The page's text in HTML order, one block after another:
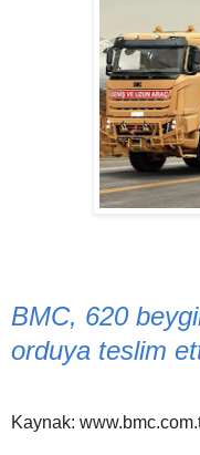
BMC, 620
orduya teslim
Kaynak: